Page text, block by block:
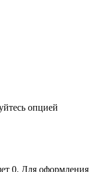
опцией
0. Для оформления